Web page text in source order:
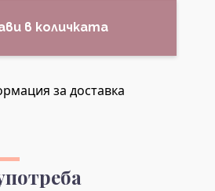
в количката
за доставка